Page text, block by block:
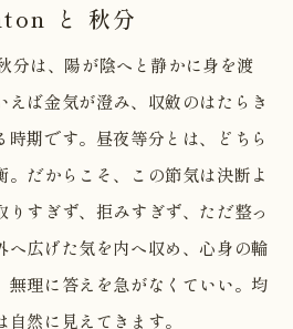
と 秋分
は、陽が陰へと静かに身を渡
えば金気が澄み、収斂のはたらき
期です。昼夜等分とは、どちら
。だからこそ、この節気は決断よ
りすぎず、拒みすぎず、ただ整っ
へ広げた気を内へ収め、心身の輪
無理に答えを急がなくていい。均
然に見えてきます。